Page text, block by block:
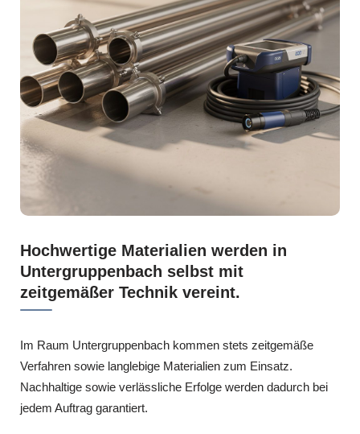
Hochwertige Materialien werden in
Untergruppenbach selbst mit
zeitgemäßer Technik vereint.
Im Raum Untergruppenbach kommen stets zeitgemäße
Verfahren sowie langlebige Materialien zum Einsatz.
Nachhaltige sowie verlässliche Erfolge werden dadurch bei
jedem Auftrag garantiert.